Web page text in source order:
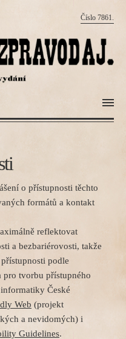
Číslo 7861.
o přístupnosti těchto
formátů a kontakt
reflektovat
a bezbariérovosti, takže
podle
pro tvorbu přístupného
České
Web (projekt
a nevidomých) i
Guidelines.